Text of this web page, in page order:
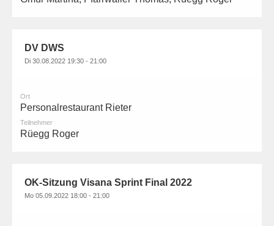
DV DWS
Di 30.08.2022 19:30 - 21:00
Ort
Personalrestaurant Rieter
Teilnehmer
Rüegg Roger
OK-Sitzung Visana Sprint Final 2022
Mo 05.09.2022 18:00 - 21:00